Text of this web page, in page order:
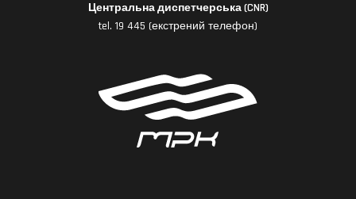
Центральна диспетчерська (CNR)
tel. 19 445 (екстрений телефон)